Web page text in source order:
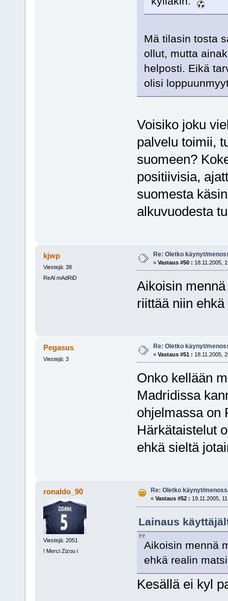
Mä tilasin tosta
ollut, mutta
helposti. Eikä
olisi
Voisiko joku
palvelu toimii,
suomeen?
positiivisia,
suomesta
alkuvuodesta
kjwp
Viestejä: 38
ReAl mAdRiD
Re: Oletko käynyt/
« Vastaus #50 : 18.11.2005,
Aikoisin
riittää niin
Pegasus
Viestejä: 3
Re: Oletko käynyt/
« Vastaus #51 : 18.11.2005,
Onko kellään
Madridissa
ohjelmassa
Härkätaistelut
ehkä sieltä
ronaldo_90
Viestejä: 2051
! Merci Zizou i
Re: Oletko käynyt/
« Vastaus #52 : 19.11.2005,
Lainaus
Aikoisin mennä
ehkä realin
Kesällä ei kyl